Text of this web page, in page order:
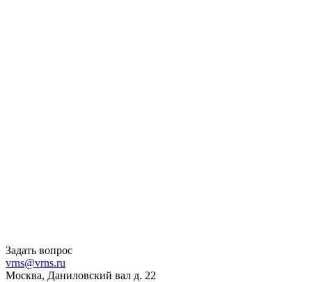
Задать вопрос
vrns@vrns.ru
Москва, Даниловский вал д. 22